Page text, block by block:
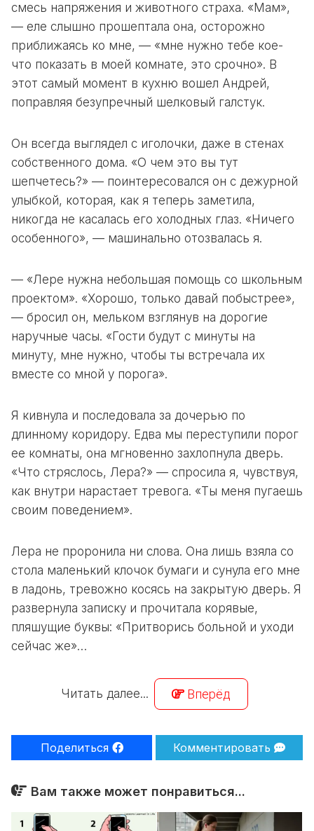
смесь напряжения и животного страха. «Мам»,
— еле слышно прошептала она, осторожно
приближаясь ко мне, — «мне нужно тебе кое-
что показать в моей комнате, это срочно». В
этот самый момент в кухню вошел Андрей,
поправляя безупречный шелковый галстук.
Он всегда выглядел с иголочки, даже в стенах
собственного дома. «О чем это вы тут
шепчетесь?» — поинтересовался он с дежурной
улыбкой, которая, как я теперь заметила,
никогда не касалась его холодных глаз. «Ничего
особенного», — машинально отозвалась я.
— «Лере нужна небольшая помощь со школьным
проектом». «Хорошо, только давай побыстрее»,
— бросил он, мельком взглянув на дорогие
наручные часы. «Гости будут с минуты на
минуту, мне нужно, чтобы ты встречала их
вместе со мной у порога».
Я кивнула и последовала за дочерью по
длинному коридору. Едва мы переступили порог
ее комнаты, она мгновенно захлопнула дверь.
«Что стряслось, Лера?» — спросила я, чувствуя,
как внутри нарастает тревога. «Ты меня пугаешь
своим поведением».
Лера не проронила ни слова. Она лишь взяла со
стола маленький клочок бумаги и сунула его мне
в ладонь, тревожно косясь на закрытую дверь. Я
развернула записку и прочитала корявые,
пляшущие буквы: «Притворись больной и уходи
сейчас же»…
Читать далее... Вперёд
Поделиться Комментировать
Вам также может понравиться...